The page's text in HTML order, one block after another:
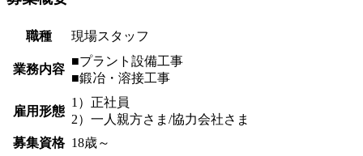
職種 現場スタッフ
業務内容
■プラント設備工事
■鍛冶・溶接工事
雇用形態
1）正社員
2）一人親方さま/協力会社さま
募集資格 18歳～